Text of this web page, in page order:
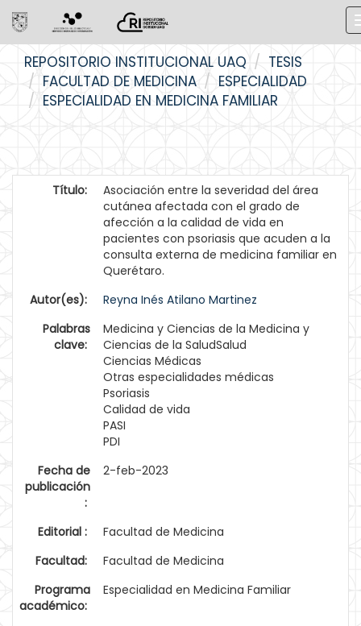
navigation
REPOSITORIO INSTITUCIONAL UAQ
TESIS
FACULTAD DE MEDICINA
ESPECIALIDAD
ESPECIALIDAD EN MEDICINA FAMILIAR
Título:
Asociación entre la severidad del área
cutánea afectada con el grado de
afección a la calidad de vida en
pacientes con psoriasis que acuden a la
consulta externa de medicina familiar en
Querétaro.
Autor(es):
Reyna Inés Atilano Martinez
Palabras
clave:
Medicina y Ciencias de la Medicina y
Ciencias de la SaludSalud
Ciencias Médicas
Otras especialidades médicas
Psoriasis
Calidad de vida
PASI
PDI
Fecha de
publicación
:
2-feb-2023
Editorial :
Facultad de Medicina
Facultad:
Facultad de Medicina
Programa
académico:
Especialidad en Medicina Familiar